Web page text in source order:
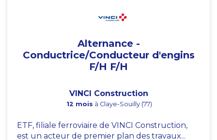
Alternance -
Conductrice/Conducteur d'engins
F/H F/H
VINCI Construction
12 mois à Claye-Souilly (77)
ETF, filiale ferroviaire de VINCI Construction,
est un acteur de premier plan des travaux...